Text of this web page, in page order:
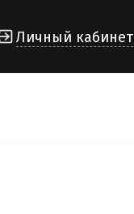
Личный кабинет